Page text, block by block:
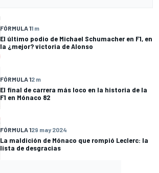
FÓRMULA 11 m
El último podio de Michael Schumacher en F1, en
la ¿mejor? victoria de Alonso
FÓRMULA 12 m
El final de carrera más loco en la historia de la
F1 en Mónaco 82
FÓRMULA 129 may 2024
La maldición de Mónaco que rompió Leclerc: la
lista de desgracias